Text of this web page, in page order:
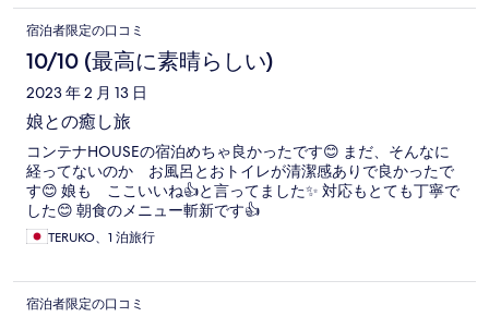
宿泊者限定の口コミ
10/10 (最高に素晴らしい)
2023 年 2 月 13 日
娘との癒し旅
コンテナHOUSEの宿泊めちゃ良かったです😊 まだ、そんなに
経ってないのか お風呂とおトイレが清潔感ありで良かったで
す😊 娘も ここいいね👍と言ってました✨ 対応もとても丁寧で
した😊 朝食のメニュー斬新です👍
TERUKO、1 泊旅行
宿泊者限定の口コミ